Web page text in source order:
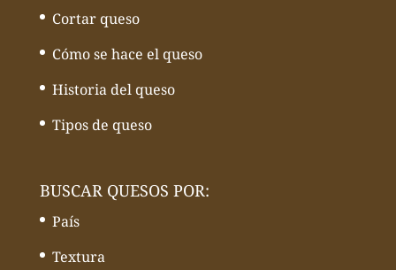
Cortar queso
Cómo se hace el queso
Historia del queso
Tipos de queso
BUSCAR QUESOS POR:
País
Textura